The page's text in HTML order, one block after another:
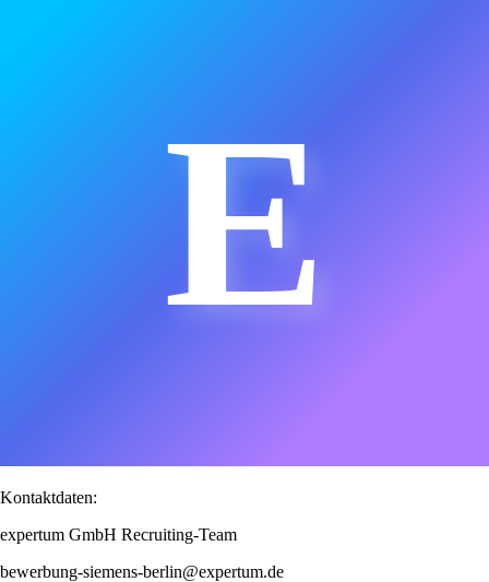
E
Kontaktdaten:
expertum GmbH Recruiting-Team
bewerbung-siemens-berlin@expertum.de